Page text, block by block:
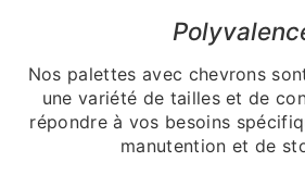
Nos palettes avec chevrons
une variété de tailles et de
répondre à vos besoins
manutention et de